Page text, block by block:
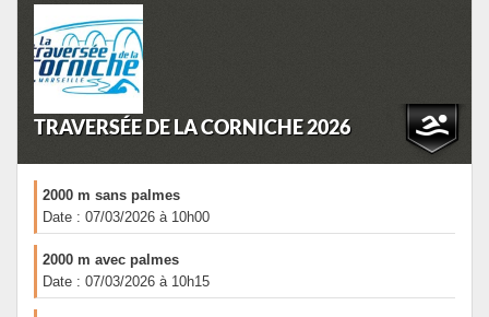
TRAVERSÉE DE LA CORNICHE 2026
2000 m sans palmes
Date : 07/03/2026 à 10h00
2000 m avec palmes
Date : 07/03/2026 à 10h15